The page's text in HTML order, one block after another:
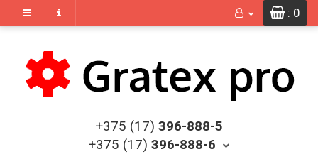
: 0
+375 (17) 396-888-5
+375 (17) 396-888-6